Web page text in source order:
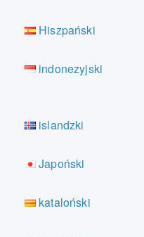
Hiszpański
indonezyjski
islandzki
Japoński
kataloński